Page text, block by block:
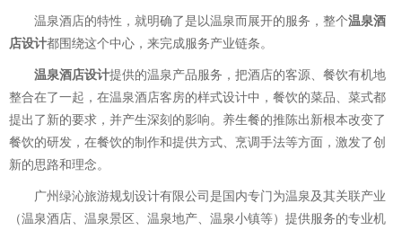
温泉酒店的特性，就明确了是以温泉而展开的服务，整个温泉酒
店设计都围绕这个中心，来完成服务产业链条。
温泉酒店设计提供的温泉产品服务，把酒店的客源、餐饮有机地
整合在了一起，在温泉酒店客房的样式设计中，餐饮的菜品、菜式都
提出了新的要求，并产生深刻的影响。养生餐的推陈出新根本改变了
餐饮的研发，在餐饮的制作和提供方式、烹调手法等方面，激发了创
新的思路和理念。
广州绿沁旅游规划设计有限公司是国内专门为温泉及其关联产业
（温泉酒店、温泉景区、温泉地产、温泉小镇等）提供服务的专业机